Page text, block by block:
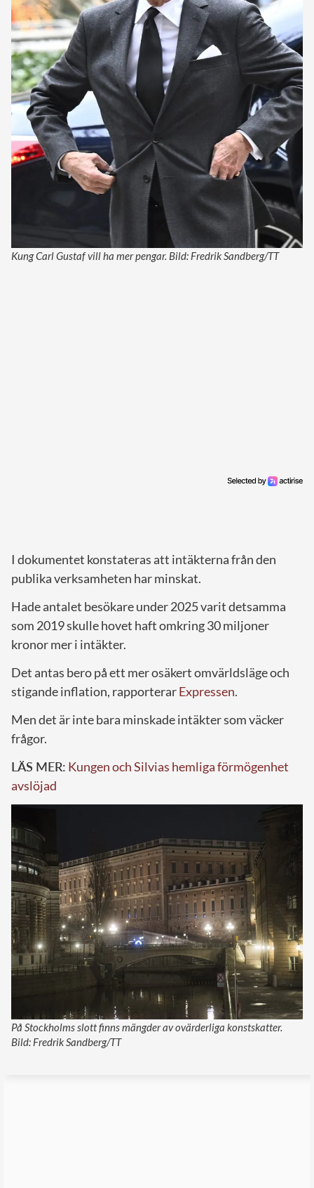
Kung Carl Gustaf vill ha mer pengar. Bild: Fredrik Sandberg/TT
I dokumentet konstateras att intäkterna från den
publika verksamheten har minskat.
Hade antalet besökare under 2025 varit detsamma
som 2019 skulle hovet haft omkring 30 miljoner
kronor mer i intäkter.
Det antas bero på ett mer osäkert omvärldsläge och
stigande inflation, rapporterarExpressen.
Men det är inte bara minskade intäkter som väcker
frågor.
LÄS MER: Kungen och Silvias hemliga förmögenhet
avslöjad
På Stockholms slott finns mängder av ovärderliga konstskatter.
Bild: Fredrik Sandberg/TT